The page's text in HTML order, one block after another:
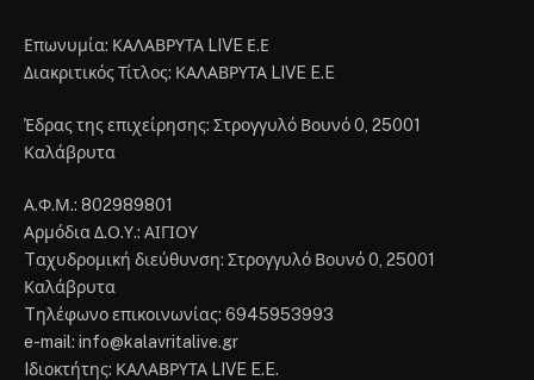
Επωνυμία: ΚΑΛΑΒΡΥΤΑ LIVE Ε.Ε
Διακριτικός Τίτλος: ΚΑΛΑΒΡΥΤΑ LIVE E.E
Έδρας της επιχείρησης: Στρογγυλό Βουνό 0, 25001
Καλάβρυτα
Α.Φ.Μ.: 802989801
Αρμόδια Δ.Ο.Υ.: ΑΙΓΙΟΥ
Tαχυδρομική διεύθυνση: Στρογγυλό Βουνό 0, 25001
Καλάβρυτα
Tηλέφωνο επικοινωνίας: 6945953993
e-mail: info@kalavritalive.gr
Iδιοκτήτης: ΚΑΛΑΒΡΥΤΑ LIVE E.E.